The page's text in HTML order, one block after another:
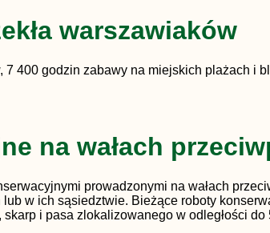
warszawiaków
400 godzin zabawy na miejskich plażach i
na wałach
prowadzonymi na wałach
lub w ich sąsiedztwie. Bieżące roboty
skarp i pasa zlokalizowanego w odległości